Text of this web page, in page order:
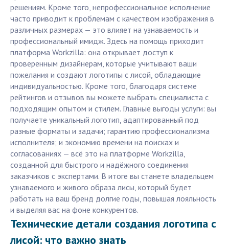
решениям. Кроме того, непрофессиональное исполнение
часто приводит к проблемам с качеством изображения в
различных размерах — это влияет на узнаваемость и
профессиональный имидж. Здесь на помощь приходит
платформа Workzilla: она открывает доступ к
проверенным дизайнерам, которые учитывают ваши
пожелания и создают логотипы с лисой, обладающие
индивидуальностью. Кроме того, благодаря системе
рейтингов и отзывов вы можете выбрать специалиста с
подходящим опытом и стилем. Главные выгоды услуги: вы
получаете уникальный логотип, адаптированный под
разные форматы и задачи; гарантию профессионализма
исполнителя; и экономию времени на поисках и
согласованиях — всё это на платформе Workzilla,
созданной для быстрого и надёжного соединения
заказчиков с экспертами. В итоге вы станете владельцем
узнаваемого и живого образа лисы, который будет
работать на ваш бренд долгие годы, повышая лояльность
и выделяя вас на фоне конкурентов.
Технические детали создания логотипа с
лисой: что важно знать